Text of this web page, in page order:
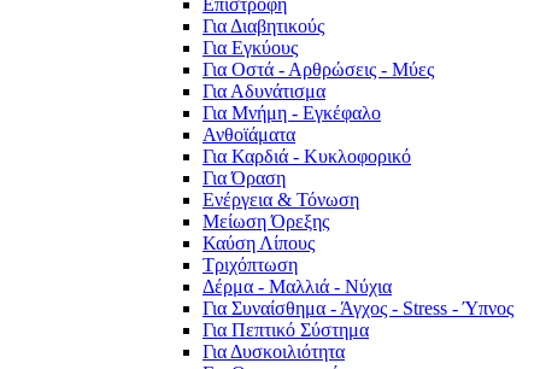
Επιστροφή
Για Διαβητικούς
Για Εγκύους
Για Οστά - Αρθρώσεις - Μύες
Για Αδυνάτισμα
Για Μνήμη - Εγκέφαλο
Ανθοϊάματα
Για Καρδιά - Κυκλοφορικό
Για Όραση
Ενέργεια & Τόνωση
Μείωση Όρεξης
Καύση Λίπους
Τριχόπτωση
Δέρμα - Μαλλιά - Νύχια
Για Συναίσθημα - Άγχος - Stress - Ύπνος
Για Πεπτικό Σύστημα
Για Δυσκοιλιότητα